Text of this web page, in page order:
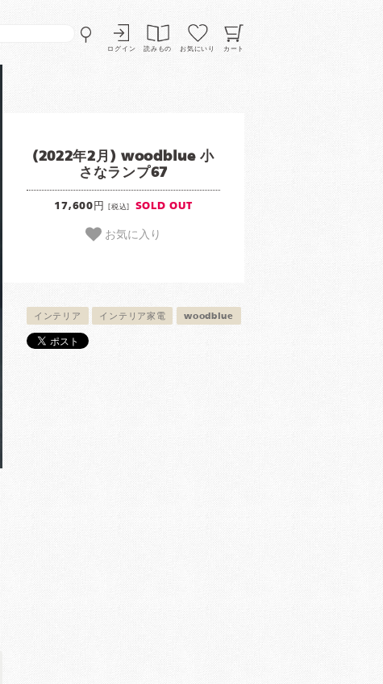
ログイン 読みもの お気にいり カート
(2022年2月) woodblue 小
さなランプ67
17,600円[税込] SOLD OUT
お気に入り
インテリア インテリア家電 woodblue